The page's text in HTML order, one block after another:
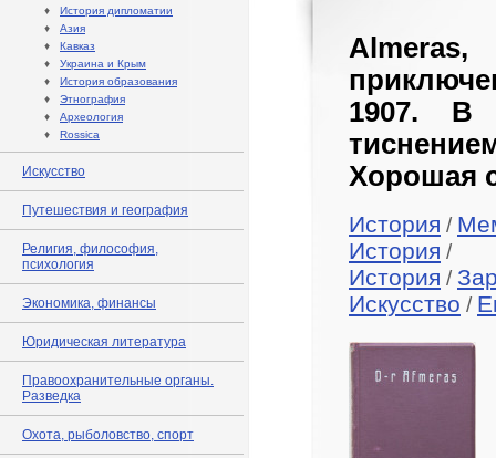
♦ История дипломатии
♦ Азия
♦ Кавказ
♦ Украина и Крым
♦ История образования
♦ Этнография
♦ Археология
♦ Rossica
Искусство
Путешествия и география
Религия, философия,
психология
Экономика, финансы
Юридическая литература
Правоохранительные органы.
Разведка
Охота, рыболовство, спорт
1907. В
Хорошая
История /
История /
История /
Искусство /